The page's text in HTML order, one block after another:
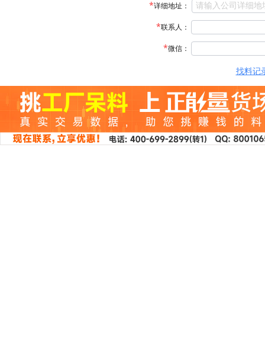
详细地址：
联系人：
微信：
找料记